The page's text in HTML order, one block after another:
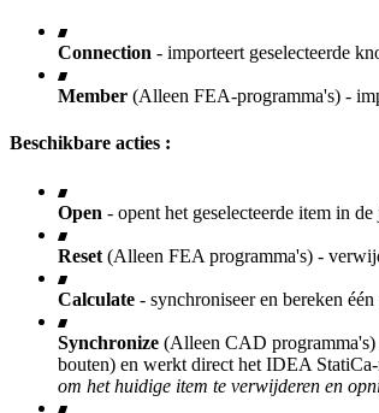
Connection - importeert geselecteerde
Member (Alleen FEA-programma's) -
Beschikbare acties :
Open - opent het geselecteerde item in de
Reset (Alleen FEA programma's) -
Calculate - synchroniseer en bereken
Synchronize (Alleen CAD programma's)
bouten) en werkt direct het IDEA
om het huidige item te verwijderen en